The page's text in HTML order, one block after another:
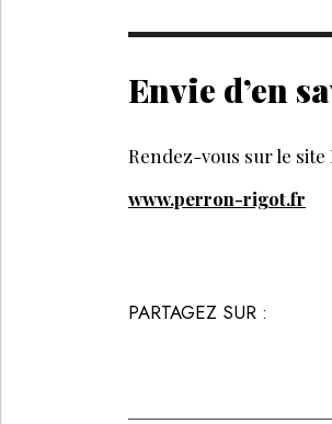
Envie d’en
Rendez-vous sur le
www.perron-rigot.fr
PARTAGEZ SUR :